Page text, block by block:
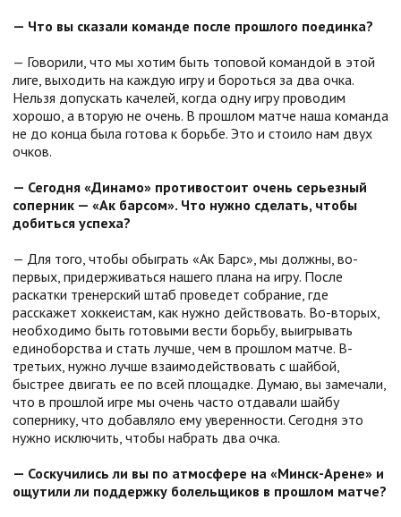
— Что вы сказали команде после прошлого поединка?
— Говорили, что мы хотим быть топовой командой в этой
лиге, выходить на каждую игру и бороться за два очка.
Нельзя допускать качелей, когда одну игру проводим
хорошо, а вторую не очень. В прошлом матче наша команда
не до конца была готова к борьбе. Это и стоило нам двух
очков.
— Сегодня «Динамо» противостоит очень серьезный
соперник — «Ак барсом». Что нужно сделать, чтобы
добиться успеха?
— Для того, чтобы обыграть «Ак Барс», мы должны, во-
первых, придерживаться нашего плана на игру. После
раскатки тренерский штаб проведет собрание, где
расскажет хоккеистам, как нужно действовать. Во-вторых,
необходимо быть готовыми вести борьбу, выигрывать
единоборства и стать лучше, чем в прошлом матче. В-
третьих, нужно лучше взаимодействовать с шайбой,
быстрее двигать ее по всей площадке. Думаю, вы замечали,
что в прошлой игре мы очень часто отдавали шайбу
сопернику, что добавляло ему уверенности. Сегодня это
нужно исключить, чтобы набрать два очка.
— Соскучились ли вы по атмосфере на «Минск-Арене» и
ощутили ли поддержку болельщиков в прошлом матче?